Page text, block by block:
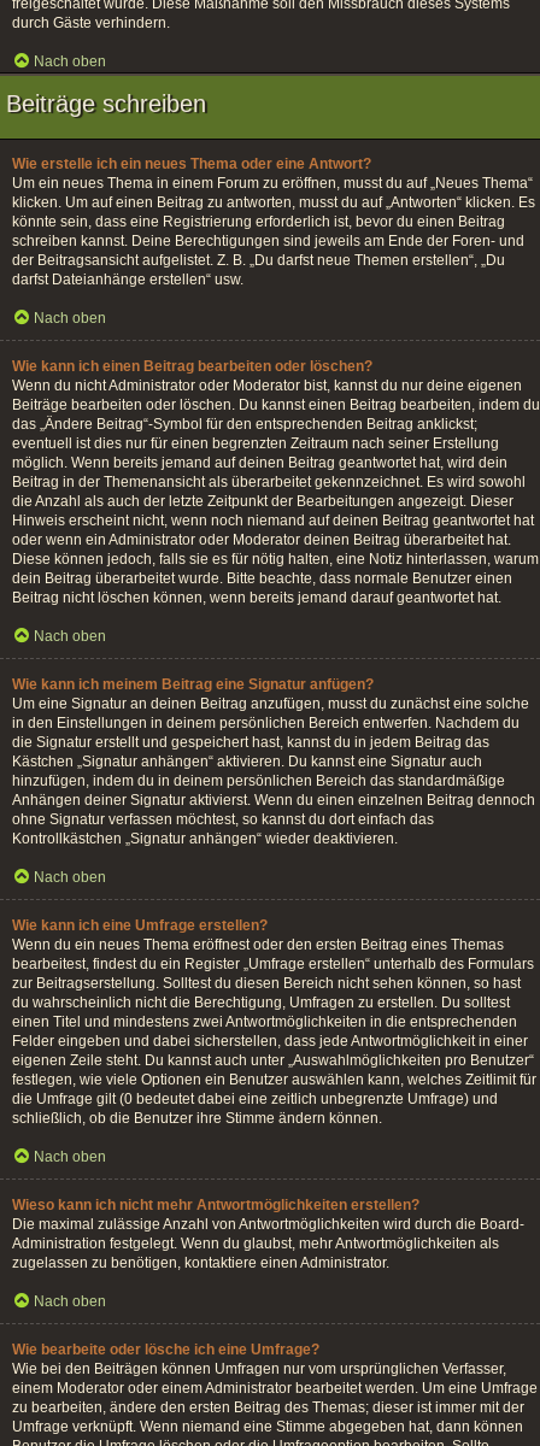
freigeschaltet wurde. Diese Maßnahme soll den Missbrauch dieses Systems
durch Gäste verhindern.
Nach oben
Beiträge schreiben
Wie erstelle ich ein neues Thema oder eine Antwort?
Um ein neues Thema in einem Forum zu eröffnen, musst du auf „Neues Thema“
klicken. Um auf einen Beitrag zu antworten, musst du auf „Antworten“ klicken. Es
könnte sein, dass eine Registrierung erforderlich ist, bevor du einen Beitrag
schreiben kannst. Deine Berechtigungen sind jeweils am Ende der Foren- und
der Beitragsansicht aufgelistet. Z. B. „Du darfst neue Themen erstellen“, „Du
darfst Dateianhänge erstellen“ usw.
Nach oben
Wie kann ich einen Beitrag bearbeiten oder löschen?
Wenn du nicht Administrator oder Moderator bist, kannst du nur deine eigenen
Beiträge bearbeiten oder löschen. Du kannst einen Beitrag bearbeiten, indem du
das „Ändere Beitrag“-Symbol für den entsprechenden Beitrag anklickst;
eventuell ist dies nur für einen begrenzten Zeitraum nach seiner Erstellung
möglich. Wenn bereits jemand auf deinen Beitrag geantwortet hat, wird dein
Beitrag in der Themenansicht als überarbeitet gekennzeichnet. Es wird sowohl
die Anzahl als auch der letzte Zeitpunkt der Bearbeitungen angezeigt. Dieser
Hinweis erscheint nicht, wenn noch niemand auf deinen Beitrag geantwortet hat
oder wenn ein Administrator oder Moderator deinen Beitrag überarbeitet hat.
Diese können jedoch, falls sie es für nötig halten, eine Notiz hinterlassen, warum
dein Beitrag überarbeitet wurde. Bitte beachte, dass normale Benutzer einen
Beitrag nicht löschen können, wenn bereits jemand darauf geantwortet hat.
Nach oben
Wie kann ich meinem Beitrag eine Signatur anfügen?
Um eine Signatur an deinen Beitrag anzufügen, musst du zunächst eine solche
in den Einstellungen in deinem persönlichen Bereich entwerfen. Nachdem du
die Signatur erstellt und gespeichert hast, kannst du in jedem Beitrag das
Kästchen „Signatur anhängen“ aktivieren. Du kannst eine Signatur auch
hinzufügen, indem du in deinem persönlichen Bereich das standardmäßige
Anhängen deiner Signatur aktivierst. Wenn du einen einzelnen Beitrag dennoch
ohne Signatur verfassen möchtest, so kannst du dort einfach das
Kontrollkästchen „Signatur anhängen“ wieder deaktivieren.
Nach oben
Wie kann ich eine Umfrage erstellen?
Wenn du ein neues Thema eröffnest oder den ersten Beitrag eines Themas
bearbeitest, findest du ein Register „Umfrage erstellen“ unterhalb des Formulars
zur Beitragserstellung. Solltest du diesen Bereich nicht sehen können, so hast
du wahrscheinlich nicht die Berechtigung, Umfragen zu erstellen. Du solltest
einen Titel und mindestens zwei Antwortmöglichkeiten in die entsprechenden
Felder eingeben und dabei sicherstellen, dass jede Antwortmöglichkeit in einer
eigenen Zeile steht. Du kannst auch unter „Auswahlmöglichkeiten pro Benutzer“
festlegen, wie viele Optionen ein Benutzer auswählen kann, welches Zeitlimit für
die Umfrage gilt (0 bedeutet dabei eine zeitlich unbegrenzte Umfrage) und
schließlich, ob die Benutzer ihre Stimme ändern können.
Nach oben
Wieso kann ich nicht mehr Antwortmöglichkeiten erstellen?
Die maximal zulässige Anzahl von Antwortmöglichkeiten wird durch die Board-
Administration festgelegt. Wenn du glaubst, mehr Antwortmöglichkeiten als
zugelassen zu benötigen, kontaktiere einen Administrator.
Nach oben
Wie bearbeite oder lösche ich eine Umfrage?
Wie bei den Beiträgen können Umfragen nur vom ursprünglichen Verfasser,
einem Moderator oder einem Administrator bearbeitet werden. Um eine Umfrage
zu bearbeiten, ändere den ersten Beitrag des Themas; dieser ist immer mit der
Umfrage verknüpft. Wenn niemand eine Stimme abgegeben hat, dann können